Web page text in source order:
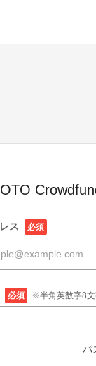
ス 必須
必須 ※半角英数字8文
パ